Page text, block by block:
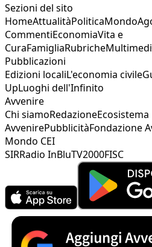
Sezioni del sito
HomeAttualitàPoliticaMondo
CommentiEconomiaVita e
CuraFamigliaRubriche
Pubblicazioni
Edizioni localiL'economia civile
UpLuoghi dell'Infinito
Avvenire
Chi siamoRedazioneEcosistema
AvvenirePubblicitàFondazione
Mondo CEI
SIRRadio InBluTV2000FISC